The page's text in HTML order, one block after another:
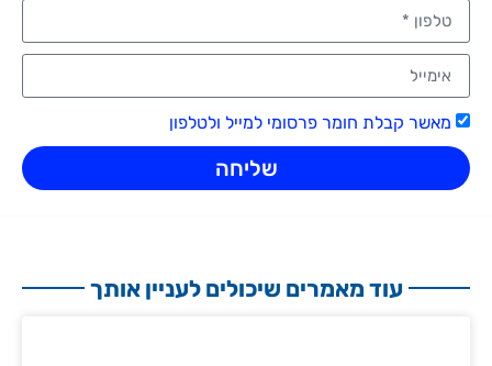
מאשר קבלת חומר פרסומי למייל ולטלפון
שליחה
עוד מאמרים שיכולים לעניין אותך